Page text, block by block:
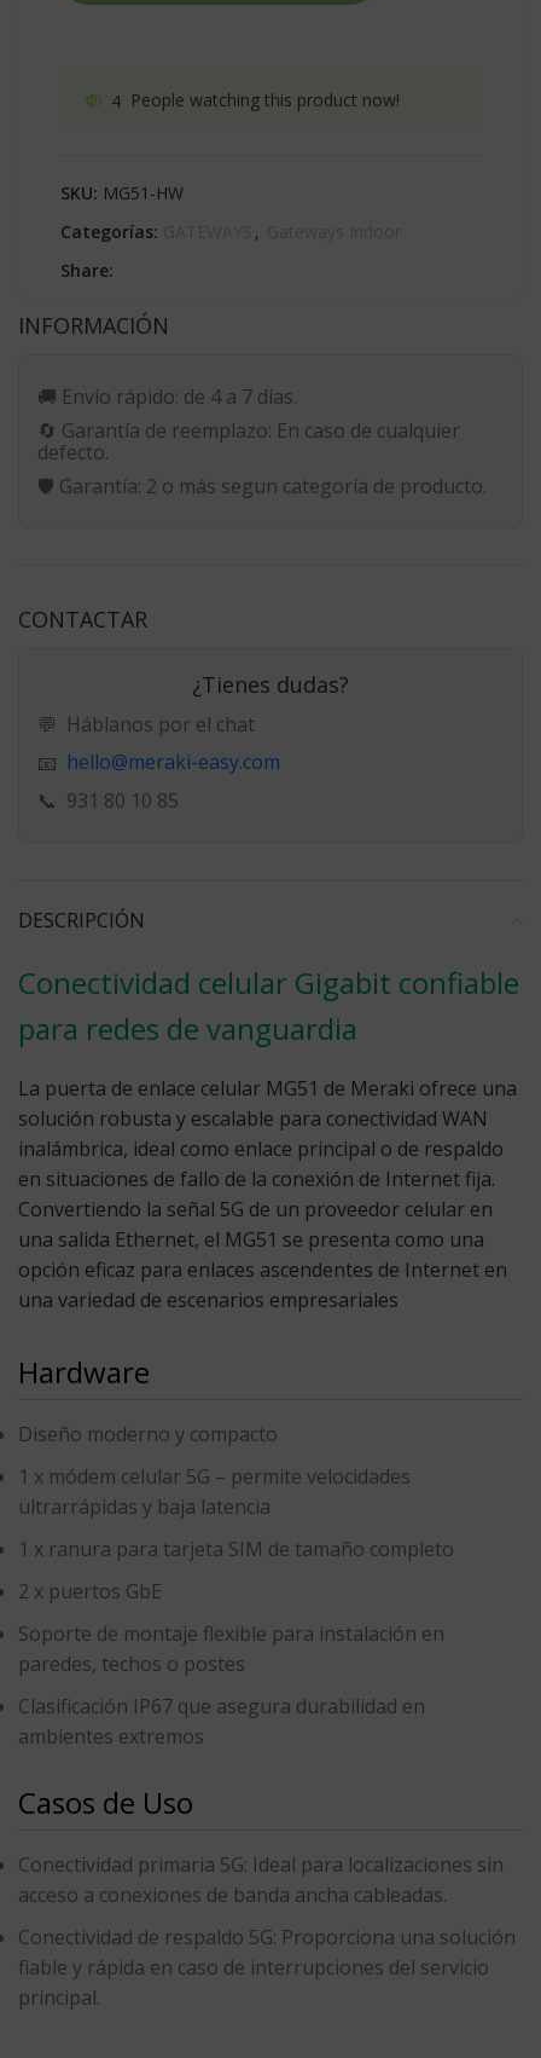
4 People watching this product now!
SKU: MG51-HW
Categorías:
,
Share:
INFORMACIÓN
🚚 Envío rápido: de 4 a 7 días.
🔄 Garantía de reemplazo: En caso de cualquier
defecto.
🛡️ Garantía: 2 o más segun categoría de producto.
CONTACTAR
¿Tienes dudas?
💬 Háblanos por el chat
📧 hello@meraki-easy.com
📞 931 80 10 85
DESCRIPCIÓN
Conectividad celular Gigabit confiable
para redes de vanguardia
La puerta de enlace celular MG51 de Meraki ofrece una
solución robusta y escalable para conectividad WAN
inalámbrica, ideal como enlace principal o de respaldo
en situaciones de fallo de la conexión de Internet fija.
Convertiendo la señal 5G de un proveedor celular en
una salida Ethernet, el MG51 se presenta como una
opción eficaz para enlaces ascendentes de Internet en
una variedad de escenarios empresariales
Hardware
Diseño moderno y compacto
1 x módem celular 5G – permite velocidades
ultrarrápidas y baja latencia
1 x ranura para tarjeta SIM de tamaño completo
2 x puertos GbE
Soporte de montaje flexible para instalación en
paredes, techos o postes
Clasificación IP67 que asegura durabilidad en
ambientes extremos
Casos de Uso
Conectividad primaria 5G: Ideal para localizaciones sin
acceso a conexiones de banda ancha cableadas.
Conectividad de respaldo 5G: Proporciona una solución
fiable y rápida en caso de interrupciones del servicio
principal.